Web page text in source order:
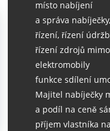
místo nabíjení
a správa
řízení, řízení
řízení zdrojů
elektromobily
funkce sdílení
Majitel nabíječky
a podíl na ceně
příjem vlastníka